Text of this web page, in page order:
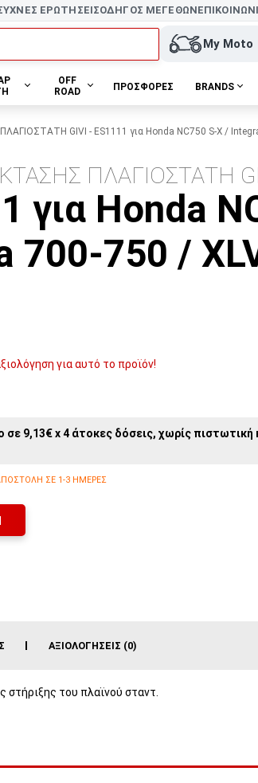
ΕΡΩΤΗΣΕΙΣΟΔΗΓΟΣ ΜΕΓΕΘΩΝ
My Moto
OFF
ROAD
ΠΡΟΣΦΟΡΕΣ BRANDS
GIVI - ES1111 για Honda NC750 S-X /
ΠΛΑΓΙΟΣΤΑΤΗ
για Honda
700-750 /
για αυτό το προϊόν!
σε 9,13€ x 4 άτοκες δόσεις, χωρίς
ΣΕ 1-3 ΗΜΈΡΕΣ
ΑΞΙΟΛΟΓΉΣΕΙΣ (0)
στήριξης του πλαϊνού σταντ.